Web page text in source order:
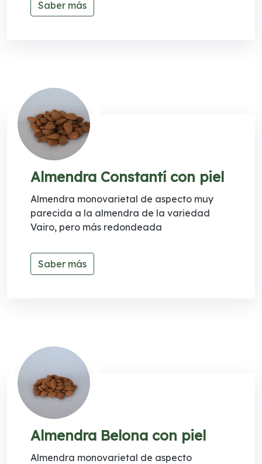
Saber más
Almendra Constantí con piel
Almendra monovarietal de aspecto muy
parecida a la almendra de la variedad
Vairo, pero más redondeada
Saber más
Almendra Belona con piel
Almendra monovarietal de aspecto